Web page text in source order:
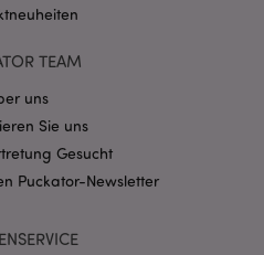
TEAM
uns
Sie uns
Gesucht
Puckator-Newsletter
von Google